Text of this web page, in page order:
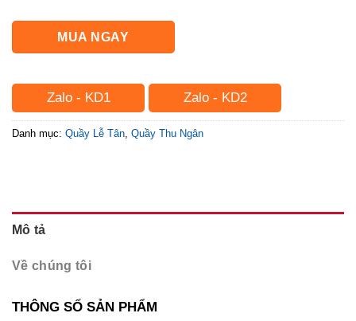
MUA NGAY
Zalo - KD1 Zalo - KD2
Danh mục: Quầy Lễ Tân Quầy Thu Ngân
Mô tả
Về chúng tôi
THÔNG SỐ SẢN PHẨM